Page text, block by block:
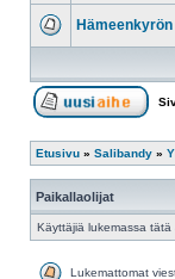
Etusivu » Salibandy »
Paikallaolijat
Käyttäjiä lukemassa
Lukemattomat